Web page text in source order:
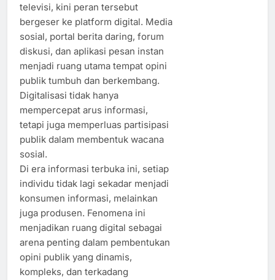
televisi, kini peran tersebut
bergeser ke platform digital. Media
sosial, portal berita daring, forum
diskusi, dan aplikasi pesan instan
menjadi ruang utama tempat opini
publik tumbuh dan berkembang.
Digitalisasi tidak hanya
mempercepat arus informasi,
tetapi juga memperluas partisipasi
publik dalam membentuk wacana
sosial.
Di era informasi terbuka ini, setiap
individu tidak lagi sekadar menjadi
konsumen informasi, melainkan
juga produsen. Fenomena ini
menjadikan ruang digital sebagai
arena penting dalam pembentukan
opini publik yang dinamis,
kompleks, dan terkadang